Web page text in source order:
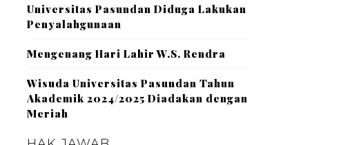
Universitas Pasundan Diduga Lakukan
Penyalahgunaan
Mengenang Hari Lahir W.S. Rendra
Wisuda Universitas Pasundan Tahun
Akademik 2024/2025 Diadakan dengan
Meriah